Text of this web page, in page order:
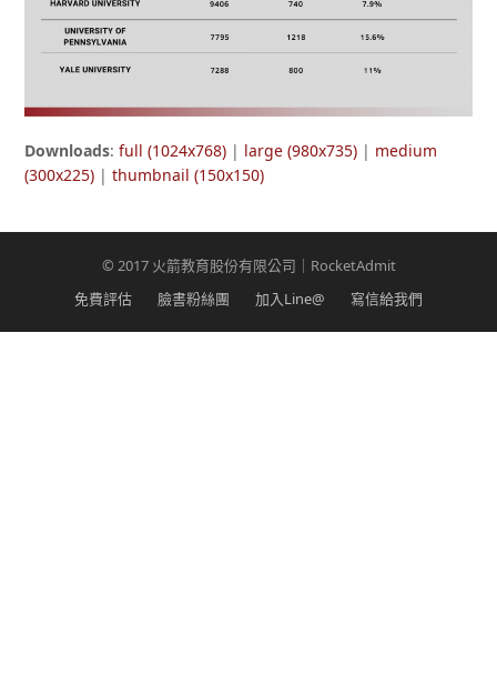
Downloads:full (1024x768) | large (980x735) | medium
(300x225) |thumbnail (150x150)
© 2017 火箭教育股份有限公司｜RocketAdmit
免費評估
臉書粉絲團 加入Line@ 寫信給我們